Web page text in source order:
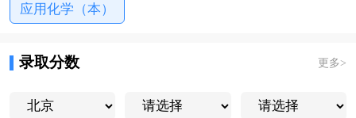
应用化学（本）
录取分数 更多>